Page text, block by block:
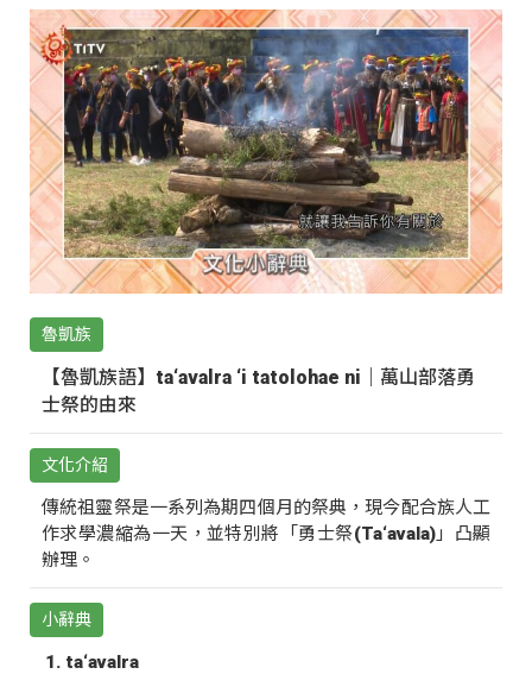
魯凱族
【魯凱族語】ta‘avalra ‘i tatolohae ni｜萬山部落勇
士祭的由來
文化介紹
傳統祖靈祭是一系列為期四個月的祭典，現今配合族人工
作求學濃縮為一天，並特別將「勇士祭(Ta‘avala)」凸顯
辦理。
小辭典
ta‘avalra